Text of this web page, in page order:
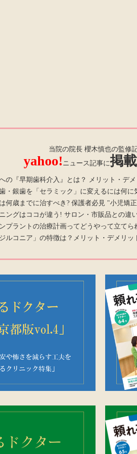
当院の院長 櫻木慎也の監修
yahoo! ニュース記事に掲載
の『早期歯科介入』とは？ メリット・デ
・銀歯を「セラミック」に変えるには何に
何歳までに治すべき? 保護者必見 "小児矯
ングはココが違う! サロン・市販品との違
プラントの治療計画ってどうやって立てら
ルコニア」の特徴は？メリット・デメリ